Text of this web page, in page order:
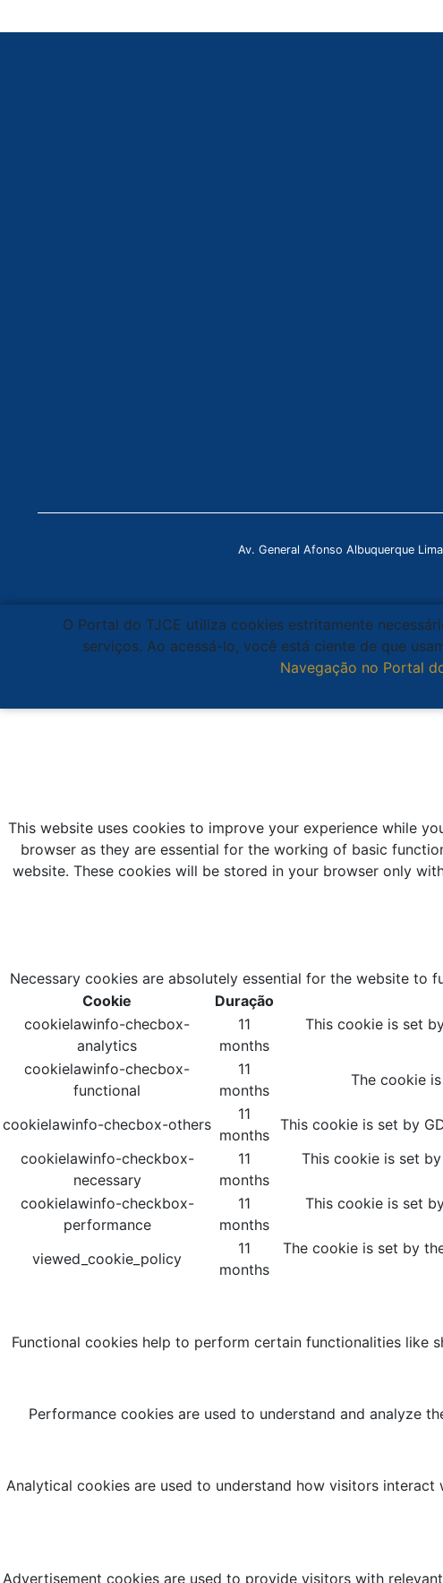
Av. General Afonso Albuquerque
O Portal do TJCE utiliza cookies estritamente
serviços. Ao acessá-lo, você está ciente de que
Navegação no Portal
This website uses cookies to improve your experience while
browser as they are essential for the working of basic
website. These cookies will be stored in your browser only
Necessary cookies are absolutely essential for the website to
Cookie
Duração
cookielawinfo-checbox-
analytics
11
months
This cookie is set
cookielawinfo-checbox-
functional
11
months
The cookie
cookielawinfo-checbox-others
11
months
This cookie is set by
cookielawinfo-checkbox-
necessary
11
months
This cookie is set
cookielawinfo-checkbox-
performance
11
months
This cookie is set
viewed_cookie_policy
11
months
The cookie is set by
Functional cookies help to perform certain functionalities like
Performance cookies are used to understand and analyze
Analytical cookies are used to understand how visitors
Advertisement cookies are used to provide visitors with